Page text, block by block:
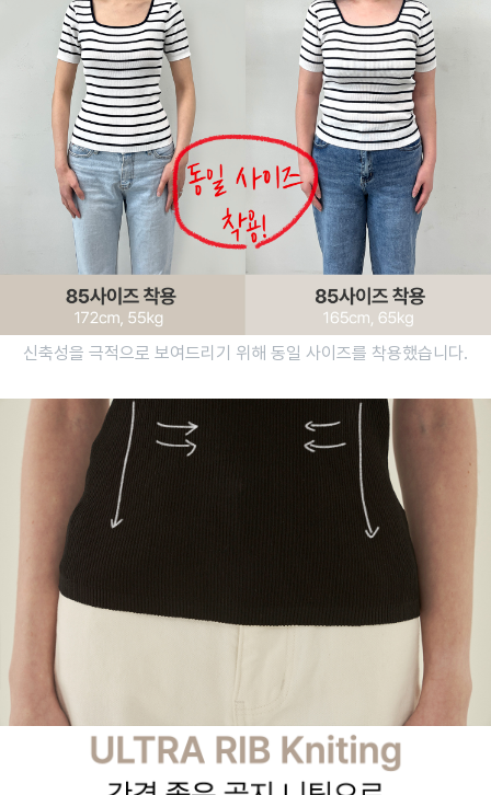
신축성을 극적으로 보여드리기 위해 동일 사이즈를 착용했습니다.